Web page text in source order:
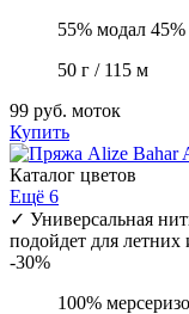
55% модал
50 г / 115 м
99 руб. моток
Купить
Каталог цветов
Ещё 6
✓ Универсальная
подойдет для
-30%
100%